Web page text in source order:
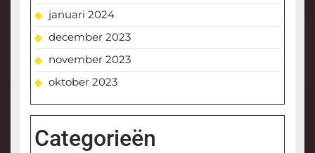
januari 2024
december 2023
november 2023
oktober 2023
Categorieën